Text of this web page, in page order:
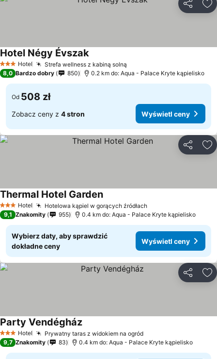
3 Kategoria
Hotel Strefa wellness z kabiną solną
Hotel Négy Évszak
8,0 Bardzo dobry 850 0.2 km do: Aqua - Palace Kryte kąpielisko
Od 508 zł
Zobacz ceny z 4 stron Wyświetl ceny
3 Kategoria
Hotel Hotelowa kąpiel w gorących źródłach
Thermal Hotel Garden
9,1 Znakomity 955 0.4 km do: Aqua - Palace Kryte kąpielisko
Wybierz daty, aby sprawdzić
dokładne ceny
Wyświetl ceny
3 Kategoria
Hotel Prywatny taras z widokiem na ogród
Party Vendégház
9,7 Znakomity 83 0.4 km do: Aqua - Palace Kryte kąpielisko